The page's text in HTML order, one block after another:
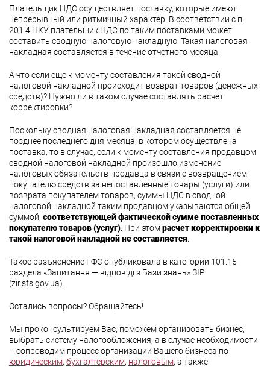
Плательщик НДС осуществляет поставку, которые имеют
непрерывный или ритмичный характер. В соответствии с п.
201.4 НКУ плательщик НДС по таким поставками может
составить сводную налоговую накладную. Такая налоговая
накладная составляется в течение отчетного месяца.
А что если еще к моменту составления такой сводной
налоговой накладной происходит возврат товаров (денежных
средств)? Нужно ли в таком случае составлять расчет
корректировки?
Поскольку сводная налоговая накладная составляется не
позднее последнего дня месяца, в котором осуществлена
поставка, то в случае, если к моменту составления продавцом
сводной налоговой накладной произошло изменение
налоговых обязательств продавца в связи с возвращением
покупателю средств за непоставленные товары (услуги) или
возврата покупателем товаров, суммы НДС в сводной
налоговой накладной таким продавцом указываются общей
суммой, соответствующей фактической сумме поставленных
покупателю товаров (услуг) . При этомрасчет корректировки к
такой налоговой накладной не составляется
Такое разъяснение ГФС опубликовала в категории 101.15
раздела «Запитання — відповіді з Бази знань» ЗІР
(zir.sfs.gov.ua).
Остались вопросы? Обращайтесь!
Мы проконсультируем Вас, поможем организовать бизнес,
выбрать систему налогообложения, а в случае необходимости
– сопроводим процесс организации Вашего бизнеса по
юридическим, бухгалтерским, налоговым, а также